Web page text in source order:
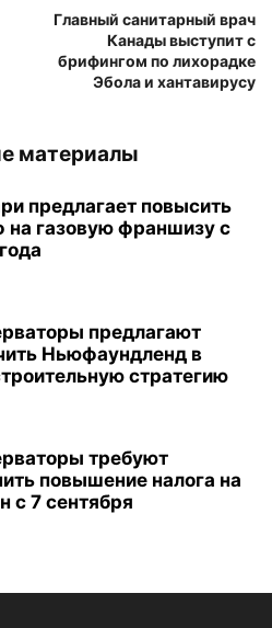
Главный санитарный врач
Канады выступит с
брифингом по лихорадке
Эбола и хантавирусу
материалы
предлагает повысить
на газовую франшизу с
предлагают
Ньюфаундленд в
стратегию
требуют
повышение налога на
с 7 сентября